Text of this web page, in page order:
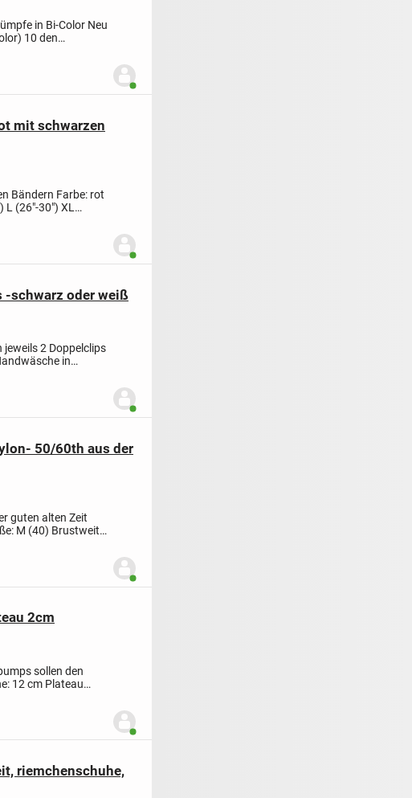
in Bi-ColorNeu
10 den
Benutzer ist online
mit schwarzen
Bändern Farbe: rot
L (26"-30") XL
Benutzer ist online
schwarz oder weiß
2 Doppelclips
in
Benutzer ist online
50/60th aus der
guten alten Zeit
M (40) Brustweite:
Benutzer ist online
2cm
sollen den
12 cm Plateau
Benutzer ist online
riemchenschuhe,